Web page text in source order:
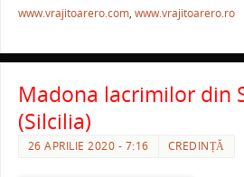
www.vrajitoarero.com, www.vrajitoarero.ro
Madona lacrimilor din
(Silcilia)
26 APRILIE 2020 - 7:16 CREDINȚĂ